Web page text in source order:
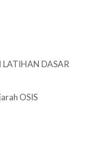
LATIHAN DASAR
OSIS